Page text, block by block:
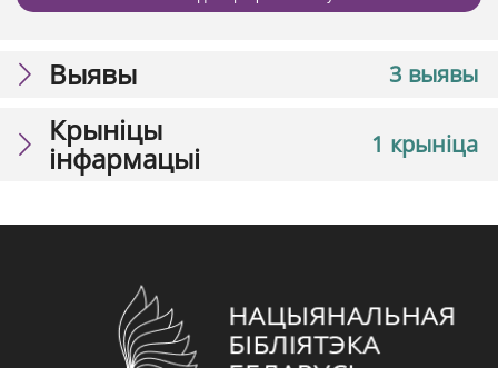
3 выявы
Выявы
1 крыніца
Крыніцы
інфармацыі